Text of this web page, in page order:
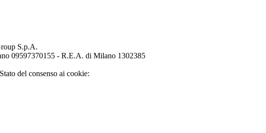
S.p.A.
09597370155 - R.E.A. di Milano 1302385
del consenso ai cookie: